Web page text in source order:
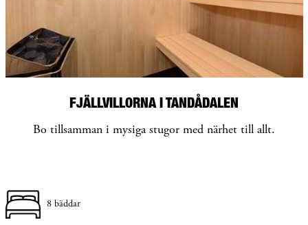
FJÄLLVILLORNA I TANDÅDALEN
Bo tillsamman i mysiga stugor med närhet till allt.
8 bäddar